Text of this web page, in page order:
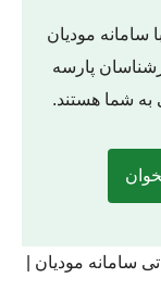
سامانه مودیان
پارسه
به شما هستند.